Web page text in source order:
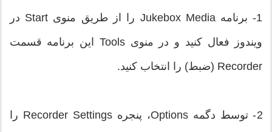
1- برنامه Jukebox Media را از طریق منوی Start در
ویندوز فعال کنید و در منوی Tools این برنامه قسمت
Recorder (ضبط) را انتخاب کنید.
2- توسط دگمه Options، پنجره Recorder Settings را